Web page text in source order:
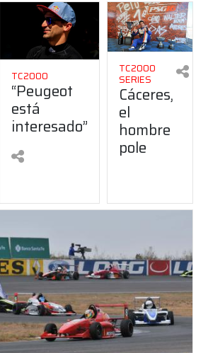
TC2000
“Peugeot
está
interesado”
TC2000
SERIES
Cáceres,
el
hombre
pole